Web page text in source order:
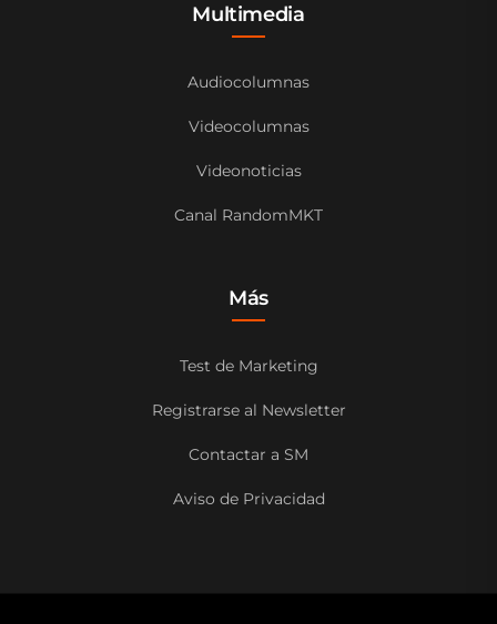
Multimedia
Audiocolumnas
Videocolumnas
Videonoticias
Canal RandomMKT
Más
Test de Marketing
Registrarse al Newsletter
Contactar a SM
Aviso de Privacidad